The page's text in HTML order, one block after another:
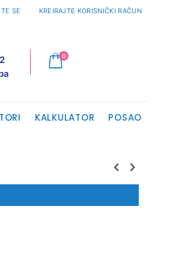
SE KREIRAJTE KORISNIČKI RAČUN
Cart
0proizvodi
KALKULATOR POSAO